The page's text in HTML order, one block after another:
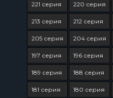
221 серия 220 серия
213 серия 212 серия
205 серия 204 серия
197 серия 196 серия
189 серия 188 серия
181 серия 180 серия